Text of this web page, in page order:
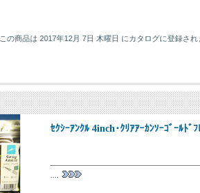
この商品は 2017年12月 7日 木曜日 にカタログに登録され
ｾｸｼｰｱﾝｸﾙ 4inch･ｸﾘｱｱｰｶﾝｿｰｺﾞｰﾙﾄﾞﾌ